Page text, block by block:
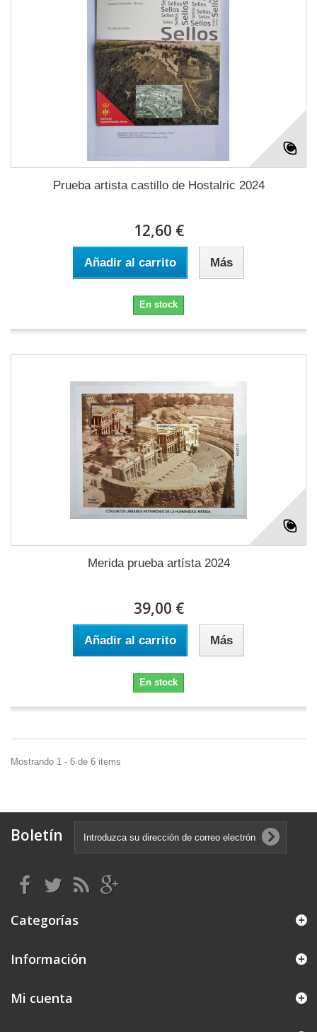
Prueba artista castillo de Hostalric 2024
12,60 €
Añadir al carrito Más
En stock
Merida prueba artísta 2024
39,00 €
Añadir al carrito Más
En stock
Mostrando 1 - 6 de 6 items
Boletín
Categorías
Información
Mi cuenta